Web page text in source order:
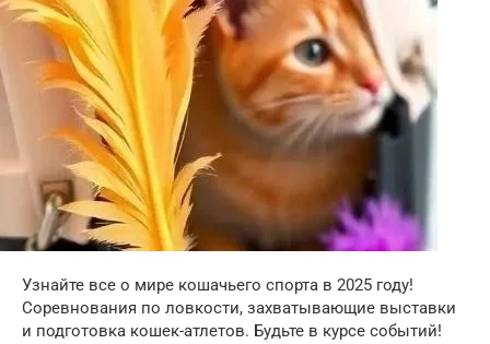
Узнайте все о мире кошачьего спорта в 2025 году!
Соревнования по ловкости, захватывающие выставки
и подготовка кошек-атлетов. Будьте в курсе событий!